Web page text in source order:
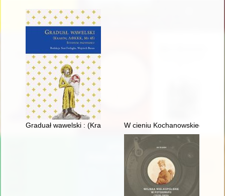
Graduał wawelski : (Kraków, AiBKKK, Ms 45) : studium
W cieniu Kochanowskiego